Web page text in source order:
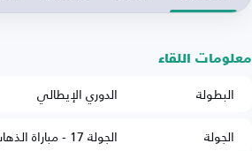
معلومات اللقاء
البطولة
الدوري الإيطالي
الجولة
الجولة 17 - مباراة الذهاب